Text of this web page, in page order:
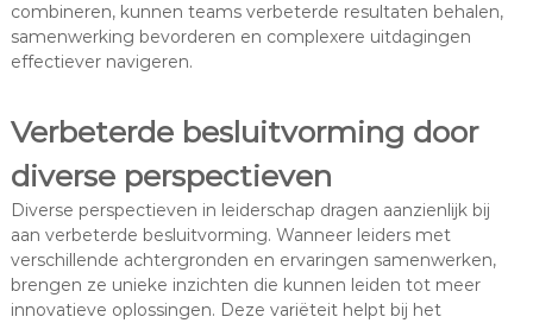
combineren, kunnen teams verbeterde resultaten behalen,
samenwerking bevorderen en complexere uitdagingen
effectiever navigeren.
Verbeterde besluitvorming door
diverse perspectieven
Diverse perspectieven in leiderschap dragen aanzienlijk bij
aan verbeterde besluitvorming. Wanneer leiders met
verschillende achtergronden en ervaringen samenwerken,
brengen ze unieke inzichten die kunnen leiden tot meer
innovatieve oplossingen. Deze variëteit helpt bij het